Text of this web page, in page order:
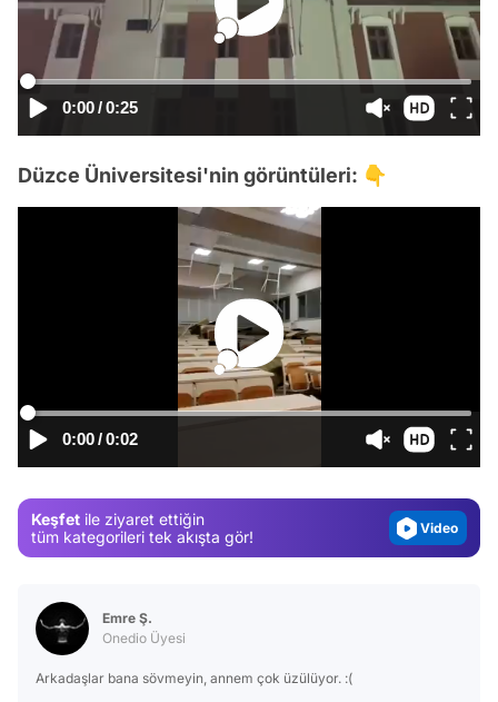
0:00/0:25
Düzce Üniversitesi'nin görüntüleri: 👇
0:00/0:02
Keşfet ile ziyaret ettiğin
tüm kategorileri tek akışta gör!
Test
Gündem
Video
Emre Ş.
Onedio Üyesi
Arkadaşlar bana sövmeyin, annem çok üzülüyor. :(